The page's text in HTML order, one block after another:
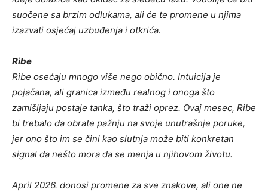
suočene sa brzim odlukama, ali će te promene u njima
izazvati osjećaj uzbuđenja i otkrića.
Ribe
Ribe osećaju mnogo više nego obično. Intuicija je
pojačana, ali granica između realnog i onoga što
zamišljaju postaje tanka, što traži oprez. Ovaj mesec, Ribe
bi trebalo da obrate pažnju na svoje unutrašnje poruke,
jer ono što im se čini kao slutnja može biti konkretan
signal da nešto mora da se menja u njihovom životu.
April 2026. donosi promene za sve znakove, ali one ne